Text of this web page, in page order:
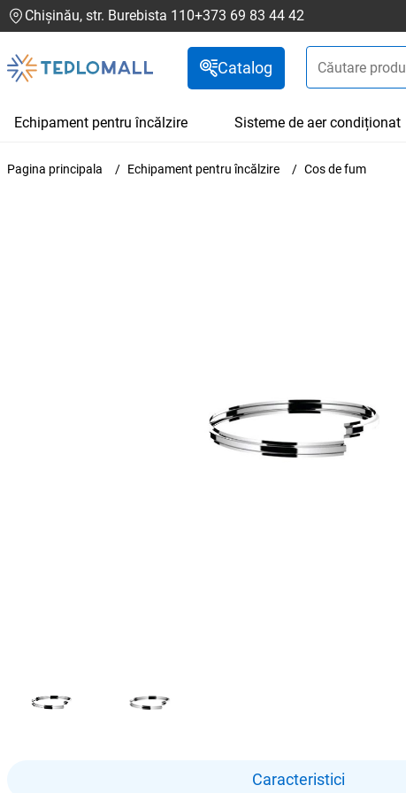
Chișinău, str. Burebista 110+373 69 83 44 42
Catalog
Echipament pentru încălzire Sisteme de aer condiționat
Pagina principala Echipament pentru încălzire Cos de fum
Caracteristici